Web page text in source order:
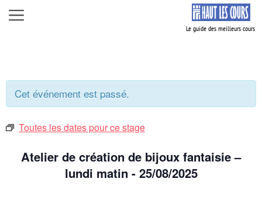
Aller
au
Menu
Cet événement est passé.
Toutes les dates pour ce stage
Atelier de création de bijoux fantaisie –
lundi matin - 25/08/2025